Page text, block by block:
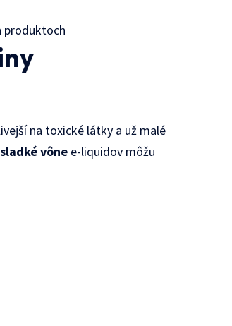
produktoch
na toxické látky a už malé
vône e-liquidov môžu